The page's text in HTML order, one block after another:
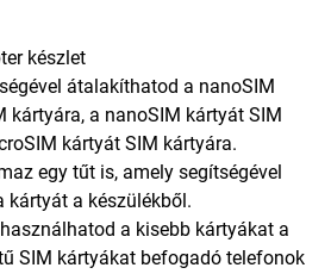
készlet
átalakíthatod a nanoSIM
kártyára, a nanoSIM kártyát SIM
kártyát SIM kártyára.
egy tűt is, amely segítségével
kártyát a készülékből.
a kisebb kártyákat a
SIM kártyákat befogadó telefonok